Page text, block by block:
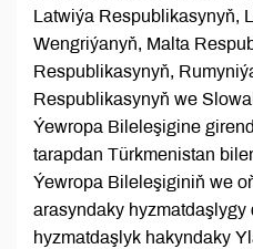
Latwiýa Respublikasynyň,
Wengriýanyň, Malta
Respublikasynyň,
Respublikasynyň we
Ýewropa Bileleşigine
tarapdan Türkmenistan
Ýewropa Bileleşiginiň we
arasyndaky
hyzmatdaşlyk hakyndaky